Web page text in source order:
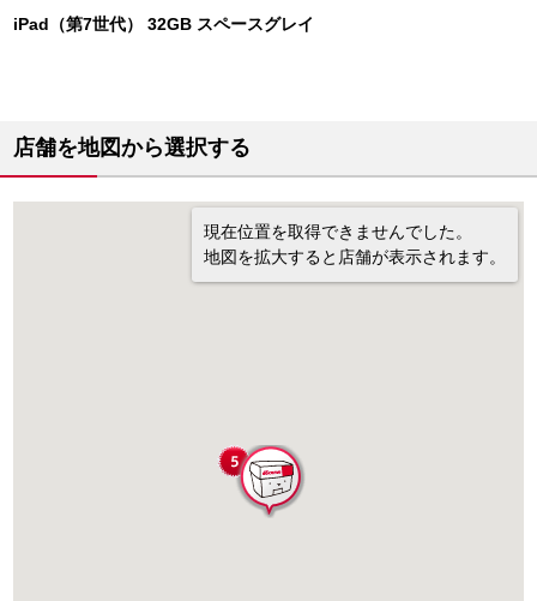
iPad（第7世代） 32GB スペースグレイ
店舗を地図から選択する
現在位置を取得できませんでした。
地図を拡大すると店舗が表示されます。